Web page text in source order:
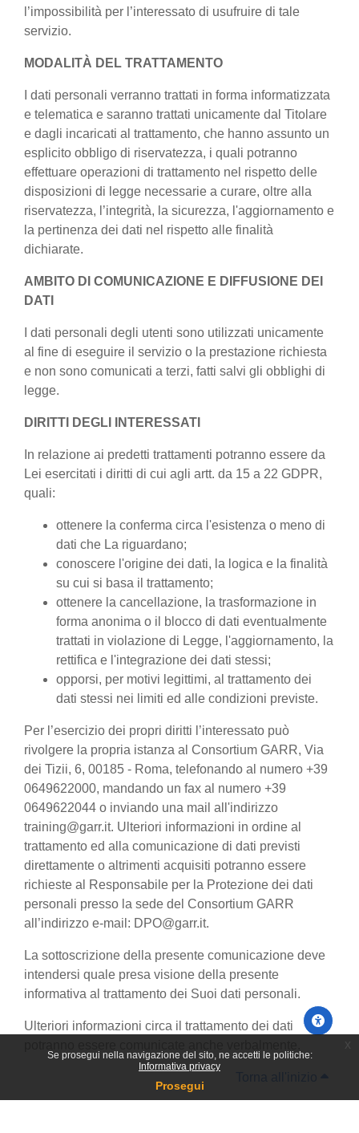
Se prosegui nella navigazione del sito, ne accetti le politiche:
Informativa privacy
Prosegui
l’impossibilità per l’interessato di usufruire di tale
servizio.
MODALITÀ DEL TRATTAMENTO
I dati personali verranno trattati in forma informatizzata
e telematica e saranno trattati unicamente dal Titolare
e dagli incaricati al trattamento, che hanno assunto un
esplicito obbligo di riservatezza, i quali potranno
effettuare operazioni di trattamento nel rispetto delle
disposizioni di legge necessarie a curare, oltre alla
riservatezza, l’integrità, la sicurezza, l'aggiornamento e
la pertinenza dei dati nel rispetto alle finalità
dichiarate.
AMBITO DI COMUNICAZIONE E DIFFUSIONE DEI
DATI
I dati personali degli utenti sono utilizzati unicamente
al fine di eseguire il servizio o la prestazione richiesta
e non sono comunicati a terzi, fatti salvi gli obblighi di
legge.
DIRITTI DEGLI INTERESSATI
In relazione ai predetti trattamenti potranno essere da
Lei esercitati i diritti di cui agli artt. da 15 a 22 GDPR,
quali:
ottenere la conferma circa l'esistenza o meno di
dati che La riguardano;
conoscere l'origine dei dati, la logica e la finalità
su cui si basa il trattamento;
ottenere la cancellazione, la trasformazione in
forma anonima o il blocco di dati eventualmente
trattati in violazione di Legge, l'aggiornamento, la
rettifica e l'integrazione dei dati stessi;
opporsi, per motivi legittimi, al trattamento dei
dati stessi nei limiti ed alle condizioni previste.
Per l’esercizio dei propri diritti l’interessato può
rivolgere la propria istanza al Consortium GARR, Via
dei Tizii, 6, 00185 - Roma, telefonando al numero +39
0649622000, mandando un fax al numero +39
0649622044 o inviando una mail all'indirizzo
training@garr.it. Ulteriori informazioni in ordine al
trattamento ed alla comunicazione di dati previsti
direttamente o altrimenti acquisiti potranno essere
richieste al Responsabile per la Protezione dei dati
personali presso la sede del Consortium GARR
all’indirizzo e-mail: DPO@garr.it.
La sottoscrizione della presente comunicazione deve
intendersi quale presa visione della presente
informativa al trattamento dei Suoi dati personali.
Ulteriori informazioni circa il trattamento dei dati